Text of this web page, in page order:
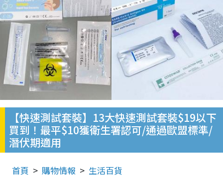
【快速測試套裝】13大快速測試套裝$19以下
買到！最平$10獲衛生署認可/通過歐盟標準/
潛伏期適用
首頁 購物情報 生活百貨